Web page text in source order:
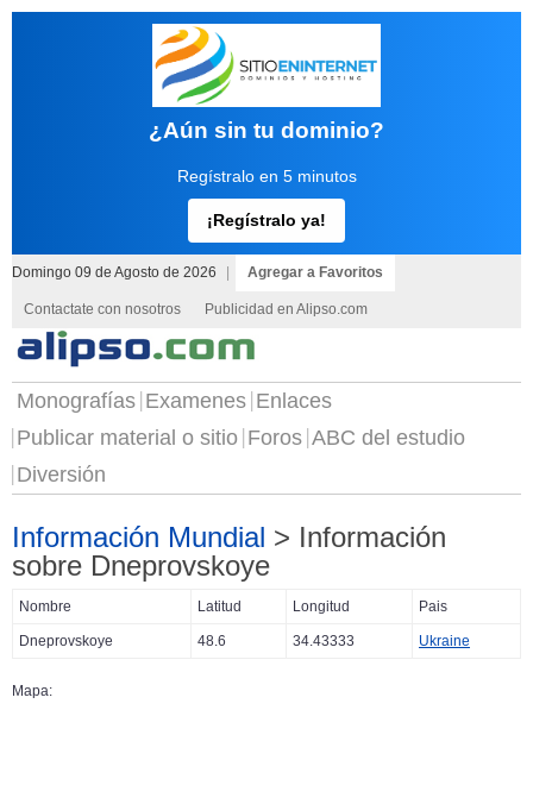
¿Aún sin tu dominio?
Regístralo en 5 minutos
¡Regístralo ya!
Domingo 09 de Agosto de 2026 Agregar a Favoritos
Contactate con nosotros Publicidad en Alipso.com
Monografías Examenes Enlaces
Publicar material o sitio Foros ABC del estudio
Diversión
Información Mundial > Información
sobre Dneprovskoye
Nombre Latitud Longitud Pais
Dneprovskoye 48.6 34.43333 Ukraine
Mapa: